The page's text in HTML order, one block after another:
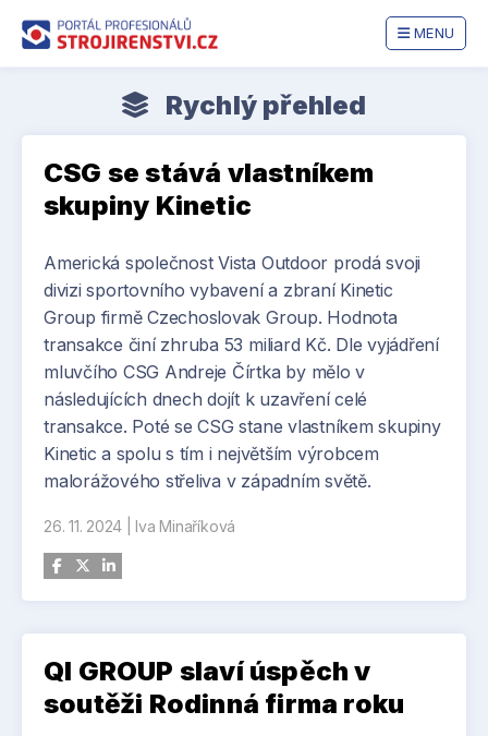
MENU
Rychlý přehled
CSG se stává vlastníkem
skupiny Kinetic
Americká společnost Vista Outdoor prodá svoji
divizi sportovního vybavení a zbraní Kinetic
Group firmě Czechoslovak Group. Hodnota
transakce činí zhruba 53 miliard Kč. Dle vyjádření
mluvčího CSG Andreje Čírtka by mělo v
následujících dnech dojít k uzavření celé
transakce. Poté se CSG stane vlastníkem skupiny
Kinetic a spolu s tím i největším výrobcem
malorážového střeliva v západním světě.
26. 11. 2024 Iva Minaříková
QI GROUP slaví úspěch v
soutěži Rodinná firma roku